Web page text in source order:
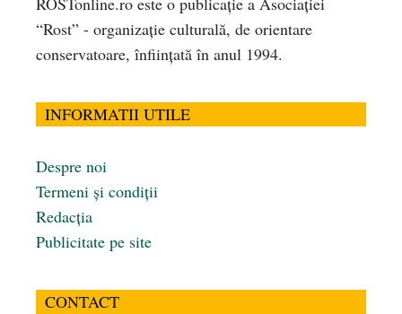
“Rost” - organizaţie culturală, de orientare
conservatoare, înfiinţată în anul 1994.
INFORMATII UTILE
Despre noi
Termeni și condiții
Redacția
Publicitate pe site
CONTACT